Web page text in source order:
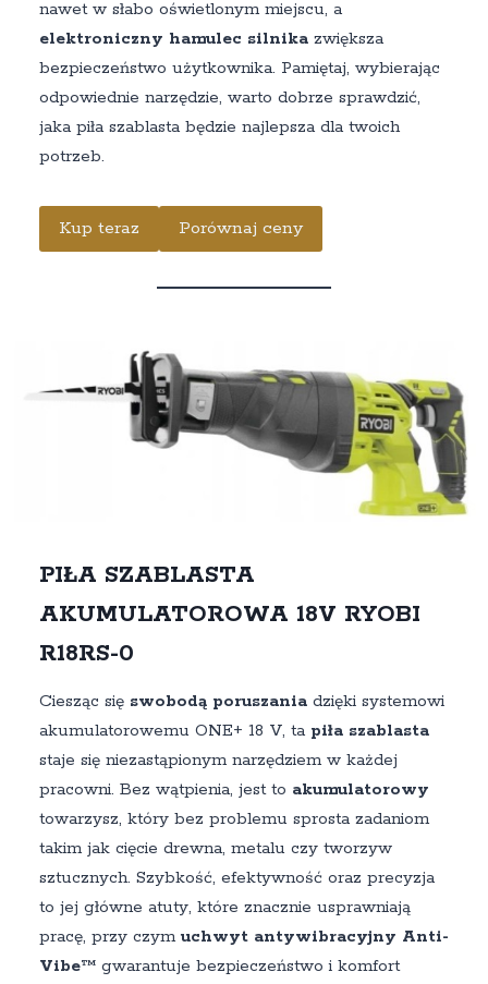
nawet w słabo oświetlonym miejscu, a
elektroniczny hamulec silnikazwiększa
bezpieczeństwo użytkownika. Pamiętaj, wybierając
odpowiednie narzędzie, warto dobrze sprawdzić,
jaka piła szablasta będzie najlepsza dla twoich
potrzeb.
Kup teraz Porównaj ceny
PIŁA SZABLASTA
AKUMULATOROWA 18V RYOBI
R18RS-0
Ciesząc się swobodą poruszaniadzięki systemowi
akumulatorowemu ONE+ 18 V, ta piła szablasta
staje się niezastąpionym narzędziem w każdej
pracowni. Bez wątpienia, jest to akumulatorowy
towarzysz, który bez problemu sprosta zadaniom
takim jak cięcie drewna, metalu czy tworzyw
sztucznych. Szybkość, efektywność oraz precyzja
to jej główne atuty, które znacznie usprawniają
pracę, przy czym uchwyt antywibracyjny Anti-
Vibe™gwarantuje bezpieczeństwo i komfort